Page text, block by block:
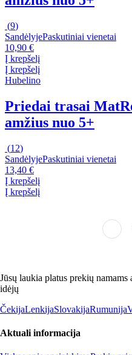
(9)
SandėlyjePaskutiniai vienetai
10,90 €
Į krepšelį
Į krepšelį
Hubelino
Priedai trasai Mat
amžius nuo 5+
(12)
SandėlyjePaskutiniai vienetai
13,40 €
Į krepšelį
Į krepšelį
Jūsų laukia platus prekių
idėjų
ČekijaLenkijaSlovakijaRumunija
Aktuali informacija